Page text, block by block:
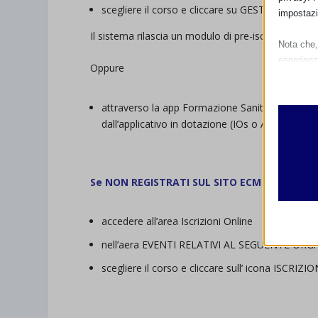
scegliere il corso e cliccare su GESTIONE
Il sistema rilascia un modulo di pre-iscrizione.
Oppure
attraverso la app Formazione Sanità
dall’applicativo in dotazione (IOs o Android)
Se NON REGISTRATI SUL SITO ECM
accedere all’area Iscrizioni Online
nell’aera EVENTI RELATIVI AL SEGUENTE
scegliere il corso e cliccare sull’ icona
Nota
I
Altri